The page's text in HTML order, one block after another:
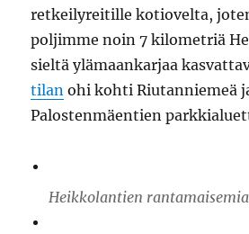
retkeilyreitille kotiovelta,
poljimme noin 7 kilometriä
sieltä ylämaankarjaa
tilan ohi kohti Riutanniemeä
Palostenmäentien
Heikkolantien rantamaisemia